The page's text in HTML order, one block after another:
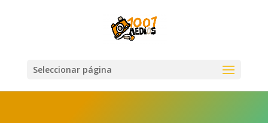
Seleccionar página